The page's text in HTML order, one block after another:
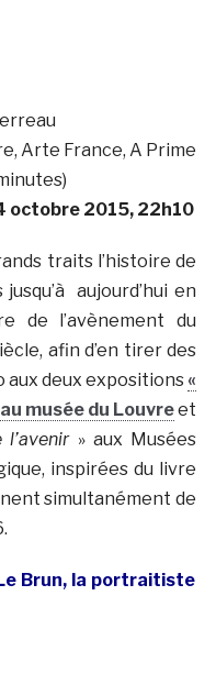
Arte France, A Prime
octobre 2015, 22h10
traits l’histoire de
aujourd’hui en
de l’avènement du
afin d’en tirer des
aux deux expositions«
musée du Louvreet
» aux Musées
inspirées du livre
simultanément de
Brun, la portraitiste